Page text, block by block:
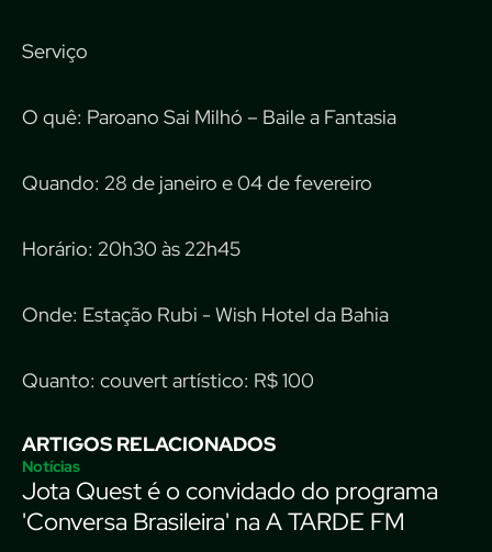
Serviço
O quê: Paroano Sai Milhó – Baile a Fantasia
Quando: 28 de janeiro e 04 de fevereiro
Horário: 20h30 às 22h45
Onde: Estação Rubi - Wish Hotel da Bahia
Quanto: couvert artístico: R$ 100
ARTIGOS RELACIONADOS
Notícias
Jota Quest é o convidado do programa
'Conversa Brasileira' na A TARDE FM